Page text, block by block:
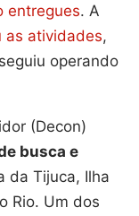
entregues. A
as atividades,
operando
(Decon)
busca e
da Tijuca, Ilha
Rio. Um dos